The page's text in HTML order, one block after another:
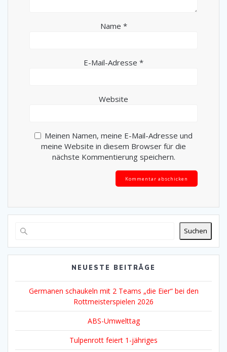
Name *
E-Mail-Adresse *
Website
Meinen Namen, meine E-Mail-Adresse und
meine Website in diesem Browser für die
nächste Kommentierung speichern.
Alternative:
Suchen
NEUESTE BEITRÄGE
Germanen schaukeln mit 2 Teams „die Eier“ bei den
Rottmeisterspielen 2026
ABS-Umwelttag
Tulpenrott feiert 1-jähriges